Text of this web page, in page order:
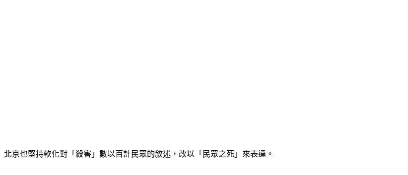
北京也堅持軟化對「殺害」數以百計民眾的敘述，改以「民眾之死」來表達。